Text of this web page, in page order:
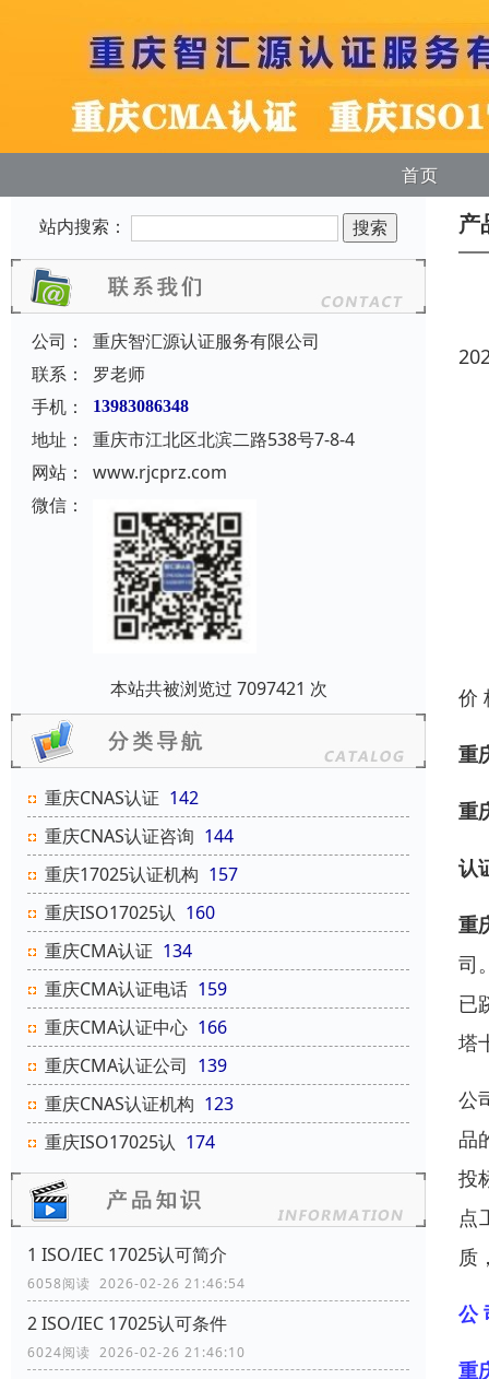
首页
站内搜索：
公司：
重庆智汇源认证服务有限公司
联系：
罗老师
手机：
13983086348
地址：
重庆市江北区北滨二路538号7-8-4
网站：
www.rjcprz.com
微信：
本站共被浏览过 7097421 次
重庆CNAS认证 142
重庆CNAS认证咨询 144
重庆17025认证机构 157
重庆ISO17025认 160
重庆CMA认证 134
重庆CMA认证电话 159
重庆CMA认证中心 166
重庆CMA认证公司 139
重庆CNAS认证机构 123
重庆ISO17025认 174
1 ISO/IEC 17025认可简介
6058阅读 2026-02-26 21:46:54
2 ISO/IEC 17025认可条件
6024阅读 2026-02-26 21:46:10
产
价
重
重
认
重
司
已
塔
公
品
投
点
质
公
重